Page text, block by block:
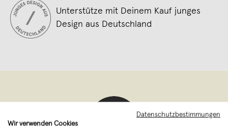
Unterstütze mit Deinem Kauf junges
Design aus Deutschland
Datenschutzbestimmungen
Wir verwenden Cookies